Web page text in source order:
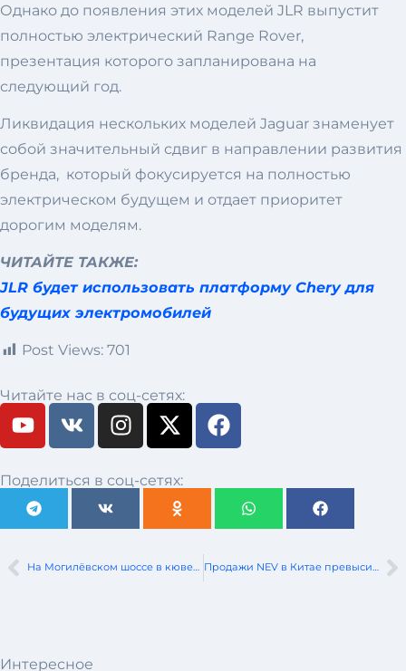
Однако до появления этих моделей JLR выпустит
полностью электрический Range Rover,
презентация которого запланирована на
следующий год.
Ликвидация нескольких моделей Jaguar знаменует
собой значительный сдвиг в направлении развития
бренда, который фокусируется на полностью
электрическом будущем и отдает приоритет
дорогим моделям.
ЧИТАЙТЕ ТАКЖЕ:
JLR будет использовать платформу Chery для
будущих электромобилей
Post Views: 701
Читайте нас в соц-сетях:
Поделиться в соц-сетях:
На Могилёвском шоссе в кювете опрокинулся Mitsubishi Продажи NEV в Китае превысили миллионную отметку
Интересное